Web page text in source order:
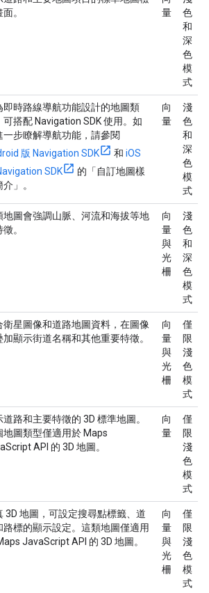
。
量
色
和
深
色
模
式
即時路線導航功能設計的地圖類
可搭配 Navigation SDK 使用。如
一步瞭解導航功能，請參閱
版 Navigation SDK
和 iOS
SDK
的「自訂地圖樣
」。
向
量
淺
色
和
深
色
模
式
地圖會強調山脈、河流和海拔等地
。
向
量
與
光
柵
淺
色
和
深
色
模
式
衛星圖像和道路地圖資料，在圖像
加顯示街道名稱和其他重要特徵。
向
量
與
光
柵
僅
限
淺
色
模
式
道路和主要特徵的 3D 標準地圖。
地圖類型僅適用於 Maps
API 的 3D 地圖。
向
量
僅
限
淺
色
模
式
3D 地圖，可設定搜尋點標籤、道
路標的顯示設定。這類地圖僅適用
JavaScript API 的 3D 地圖。
向
量
與
光
柵
僅
限
淺
色
模
式